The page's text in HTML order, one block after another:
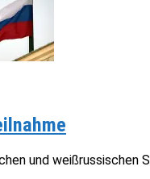
und weißrussischen